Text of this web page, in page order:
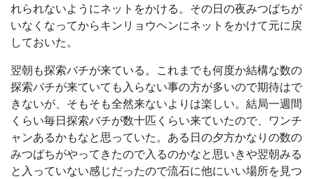
れられないようにネットをかける。その日の夜みつばちが
いなくなってからキンリョウヘンにネットをかけて元に戻
しておいた。
翌朝も探索バチが来ている。これまでも何度か結構な数の
探索バチが来ていても入らない事の方が多いので期待はで
きないが、そもそも全然来ないよりは楽しい。結局一週間
くらい毎日探索バチが数十匹くらい来ていたので、ワンチ
ャンあるかもなと思っていた。ある日の夕方かなりの数の
みつばちがやってきたので入るのかなと思いきや翌朝みる
と入っていない感じだったので流石に他にいい場所を見つ